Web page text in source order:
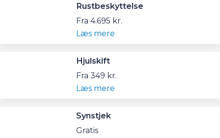
Rustbeskyttelse
Fra 4.695 kr.
Læs mere
Hjulskift
Fra 349 kr.
Læs mere
Synstjek
Gratis